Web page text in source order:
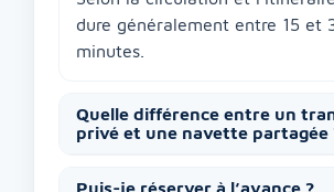
dure généralement entre 15 et
minutes.
Quelle différence entre un
privé et une navette partagée
Puis-je réserver à l’avance ?